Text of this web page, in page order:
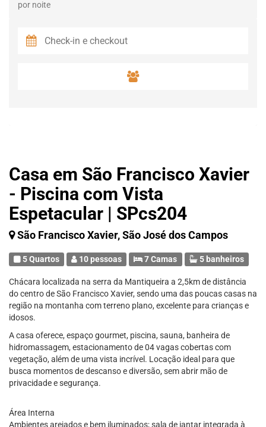
Casa em São Francisco Xavier
- Piscina com Vista
Espetacular | SPcs204
São Francisco Xavier, São José dos Campos
5 Quartos 10 pessoas 7 Camas 5 banheiros
Chácara localizada na serra da Mantiqueira a 2,5km de distância
do centro de São Francisco Xavier, sendo uma das poucas casas na
região na montanha com terreno plano, excelente para crianças e
idosos.
A casa oferece, espaço gourmet, piscina, sauna, banheira de
hidromassagem, estacionamento de 04 vagas cobertas com
vegetação, além de uma vista incrível. Locação ideal para que
busca momentos de descanso e diversão, sem abrir mão de
privacidade e segurança.
Área Interna
Ambientes arejados e bem iluminados; sala de jantar integrada à
por noite